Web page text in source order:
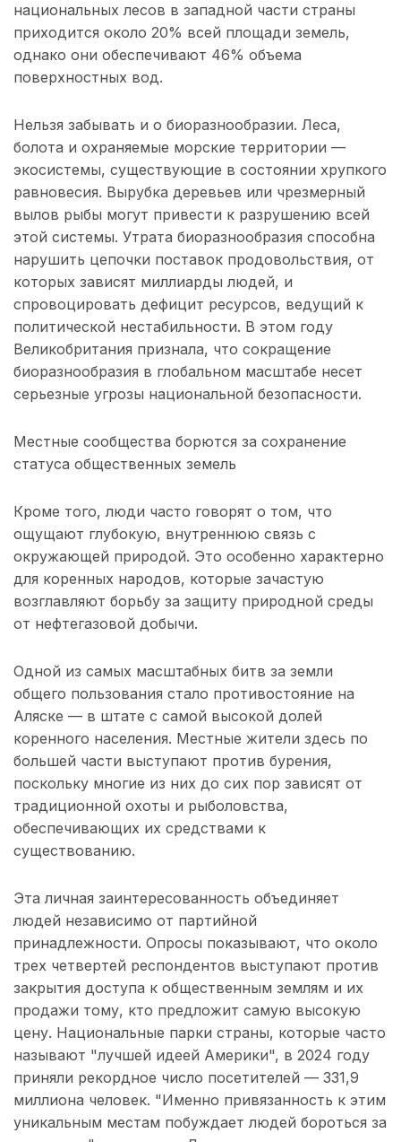
национальных лесов в западной части страны
приходится около 20% всей площади земель,
однако они обеспечивают 46% объема
поверхностных вод.
Нельзя забывать и о биоразнообразии. Леса,
болота и охраняемые морские территории —
экосистемы, существующие в состоянии хрупкого
равновесия. Вырубка деревьев или чрезмерный
вылов рыбы могут привести к разрушению всей
этой системы. Утрата биоразнообразия способна
нарушить цепочки поставок продовольствия, от
которых зависят миллиарды людей, и
спровоцировать дефицит ресурсов, ведущий к
политической нестабильности. В этом году
Великобритания признала, что сокращение
биоразнообразия в глобальном масштабе несет
серьезные угрозы национальной безопасности.
Местные сообщества борются за сохранение
статуса общественных земель
Кроме того, люди часто говорят о том, что
ощущают глубокую, внутреннюю связь с
окружающей природой. Это особенно характерно
для коренных народов, которые зачастую
возглавляют борьбу за защиту природной среды
от нефтегазовой добычи.
Одной из самых масштабных битв за земли
общего пользования стало противостояние на
Аляске — в штате с самой высокой долей
коренного населения. Местные жители здесь по
большей части выступают против бурения,
поскольку многие из них до сих пор зависят от
традиционной охоты и рыболовства,
обеспечивающих их средствами к
существованию.
Эта личная заинтересованность объединяет
людей независимо от партийной
принадлежности. Опросы показывают, что около
трех четвертей респондентов выступают против
закрытия доступа к общественным землям и их
продажи тому, кто предложит самую высокую
цену. Национальные парки страны, которые часто
называют "лучшей идеей Америки", в 2024 году
приняли рекордное число посетителей — 331,9
миллиона человек. "Именно привязанность к этим
уникальным местам побуждает людей бороться за